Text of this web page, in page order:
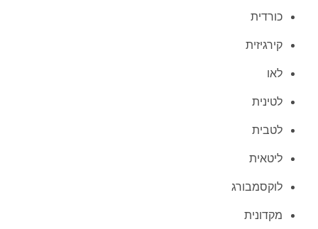
כורדית
קירגיזית
לאו
לטינית
לטבית
ליטאית
לוקסמבורג
מקדונית